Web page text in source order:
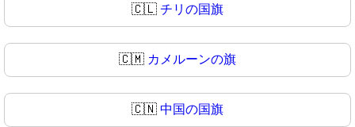
🇨🇱 チリの国旗
🇨🇲 カメルーンの旗
🇨🇳 中国の国旗